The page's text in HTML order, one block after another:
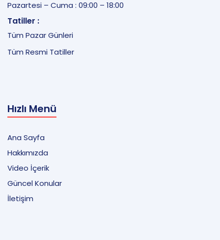
Pazartesi – Cuma : 09:00 – 18:00
Tatiller :
Tüm Pazar Günleri
Tüm Resmi Tatiller
Hızlı Menü
Ana Sayfa
Hakkımızda
Video İçerik
Güncel Konular
İletişim